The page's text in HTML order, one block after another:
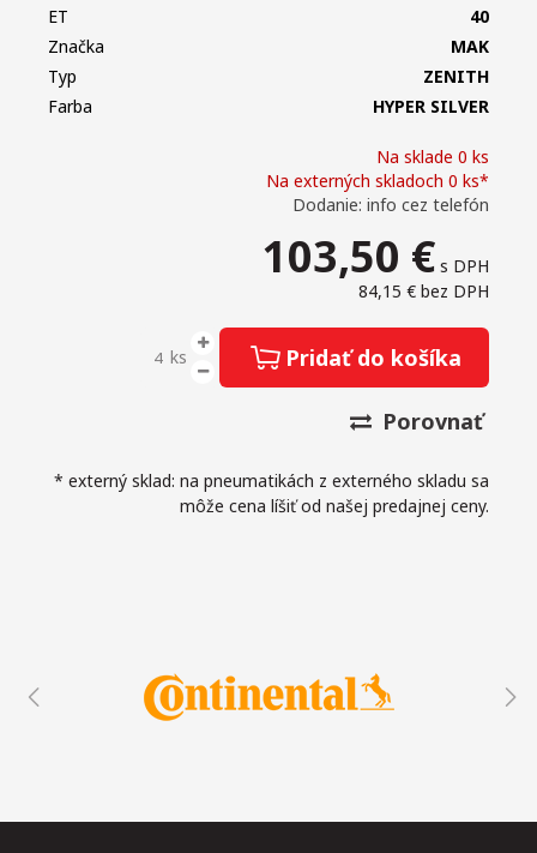
Na sklade 0 ks
Na externých skladoch 0 ks*
Dodanie: info cez telefón
103,50 € s DPH
84,15 € bez DPH
ks Pridať do košíka
Porovnať
* externý sklad: na pneumatikách z externého skladu sa
môže cena líšiť od našej predajnej ceny.
ET
40
Značka
MAK
Typ
ZENITH
Farba
HYPER SILVER